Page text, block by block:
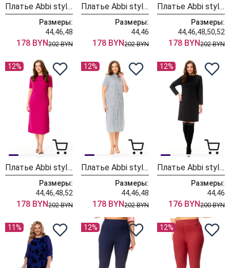
Платье Abbi style 1049
Размеры:
44,46,48
178 BYN202 BYN
Платье Abbi style 1048
Размеры:
44,46
178 BYN202 BYN
Платье Abbi style 1050
Размеры:
44,46,48,50,52
178 BYN202 BYN
12%
Платье Abbi style 1047 малина
Размеры:
44,46,48,52
178 BYN202 BYN
12%
Платье Abbi style 1045
Размеры:
44,46,48
178 BYN202 BYN
12%
Платье Abbi style 1043.1
Размеры:
44,46
176 BYN200 BYN
11% 12% 12%